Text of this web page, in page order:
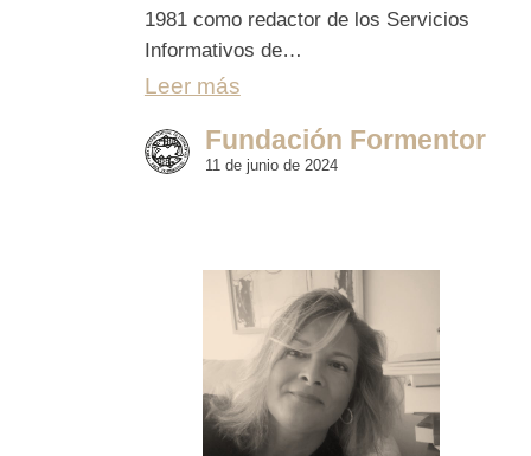
1981 como redactor de los Servicios
Informativos de…
Leer más
Fundación Formentor
11 de junio de 2024